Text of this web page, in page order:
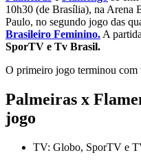
10h30 (de Brasília), na Arena
Paulo, no segundo jogo das
Brasileiro Feminino. A
SporTV e Tv Brasil.
O primeiro jogo terminou
Palmeiras x
jogo
TV: Globo, SporTV e